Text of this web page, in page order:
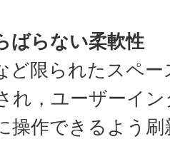
ばらない柔軟性
ど限られたスペ
れ，ユーザーイ
操作できるよう